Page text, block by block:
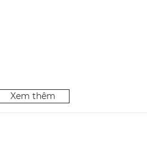
Xem thêm